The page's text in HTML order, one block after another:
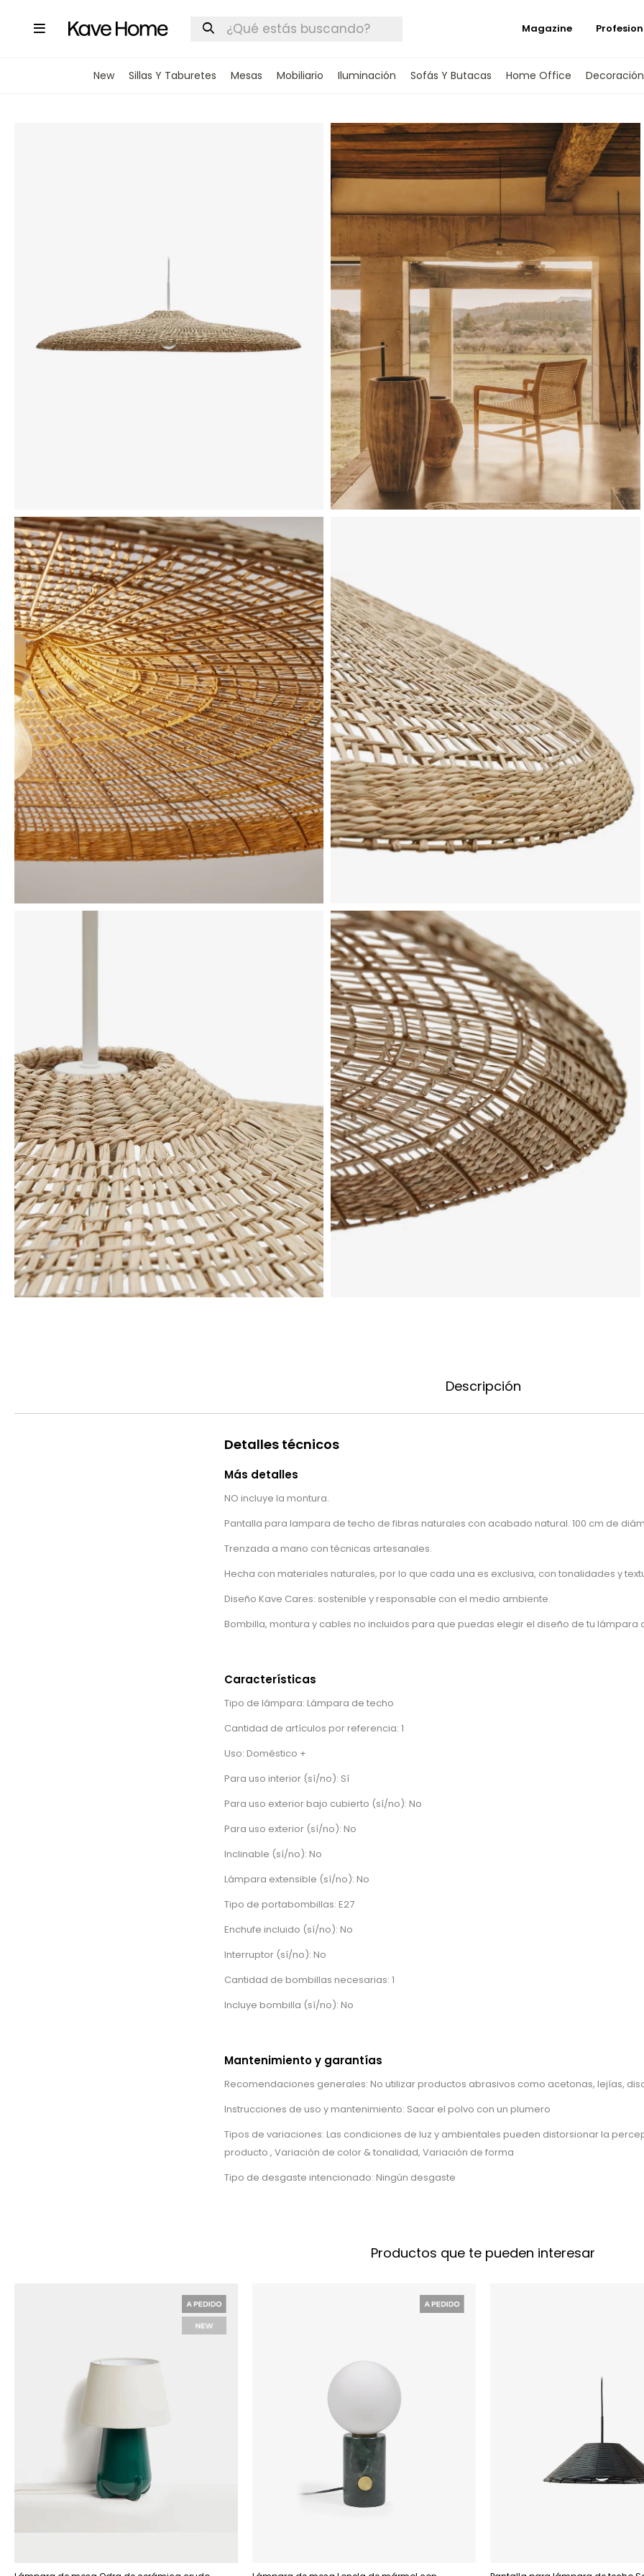

New Sillas Y Taburetes Mesas Mobiliario Iluminación Sofás Y Butacas Home Office Decoración
Magazine
Descripción
Detalles técnicos
Más detalles
NO incluye la montura.
Pantalla para lampara de techo de fibras naturales con acabado natural. 100 cm de
Trenzada a mano con técnicas artesanales.
Hecha con materiales naturales, por lo que cada una es exclusiva, con tonalidades y
Diseño Kave Cares: sostenible y responsable con el medio ambiente.
Bombilla, montura y cables no incluidos para que puedas elegir el diseño de tu lámpara
Características
Tipo de lámpara: Lámpara de techo
Cantidad de artículos por referencia: 1
Uso: Doméstico +
Para uso interior (sí/no): Sí
Para uso exterior bajo cubierto (sí/no): No
Para uso exterior (sí/no): No
Inclinable (sí/no): No
Lámpara extensible (sí/no): No
Tipo de portabombillas: E27
Enchufe incluido (sí/no): No
Interruptor (sí/no): No
Cantidad de bombillas necesarias: 1
Incluye bombilla (sí/no): No
Mantenimiento y garantías
Recomendaciones generales: No utilizar productos abrasivos como acetonas, lejías,
Instrucciones de uso y mantenimiento: Sacar el polvo con un plumero
Tipos de variaciones: Las condiciones de luz y ambientales pueden distorsionar la
producto., Variación de color & tonalidad, Variación de forma
Tipo de desgaste intencionado: Ningún desgaste
Productos que te pueden interesar
Correo electrónico
Mensaje